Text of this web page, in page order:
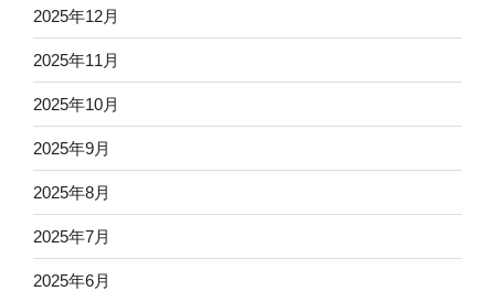
2025年12月
2025年11月
2025年10月
2025年9月
2025年8月
2025年7月
2025年6月